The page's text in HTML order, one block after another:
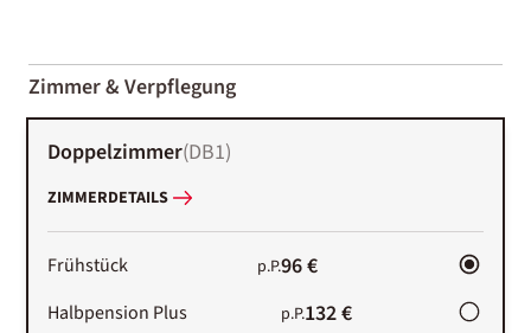
01-02
Zimmer & Verpflegung
Doppelzimmer(DB1)
ZIMMERDETAILS
Frühstück p.P.96 €
Halbpension Plus p.P.132 €